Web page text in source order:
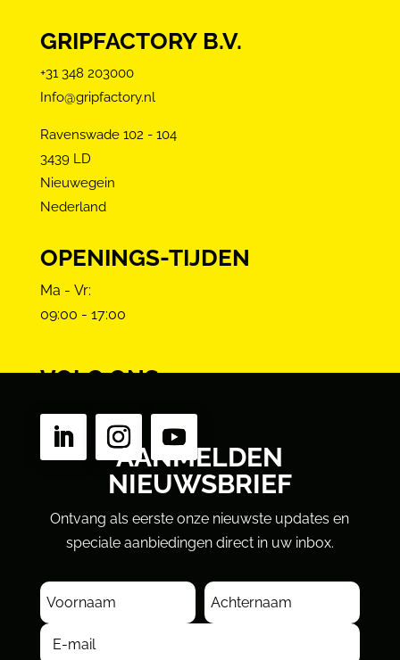
GRIPFACTORY B.V.
+31 348 203000
Info@gripfactory.nl
Ravenswade 102 - 104
3439 LD
Nieuwegein
Nederland
OPENINGS-TIJDEN
Ma - Vr:
09:00 - 17:00
VOLG ONS
AANMELDEN
NIEUWSBRIEF
Ontvang als eerste onze nieuwste updates en
speciale aanbiedingen direct in uw inbox.